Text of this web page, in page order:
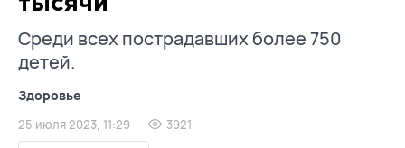
Среди всех пострадавших более 750
детей.
Здоровье
25 июля 2023, 11:29 3921